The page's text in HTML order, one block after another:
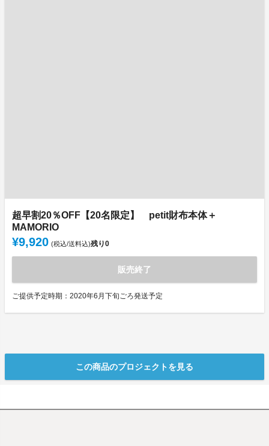
超早割20％OFF【20名限定】 petit財布本体＋
MAMORIO
¥9,920 (税込/送料込)残り0
販売終了
ご提供予定時期：2020年6月下旬ごろ発送予定
この商品のプロジェクトを見る